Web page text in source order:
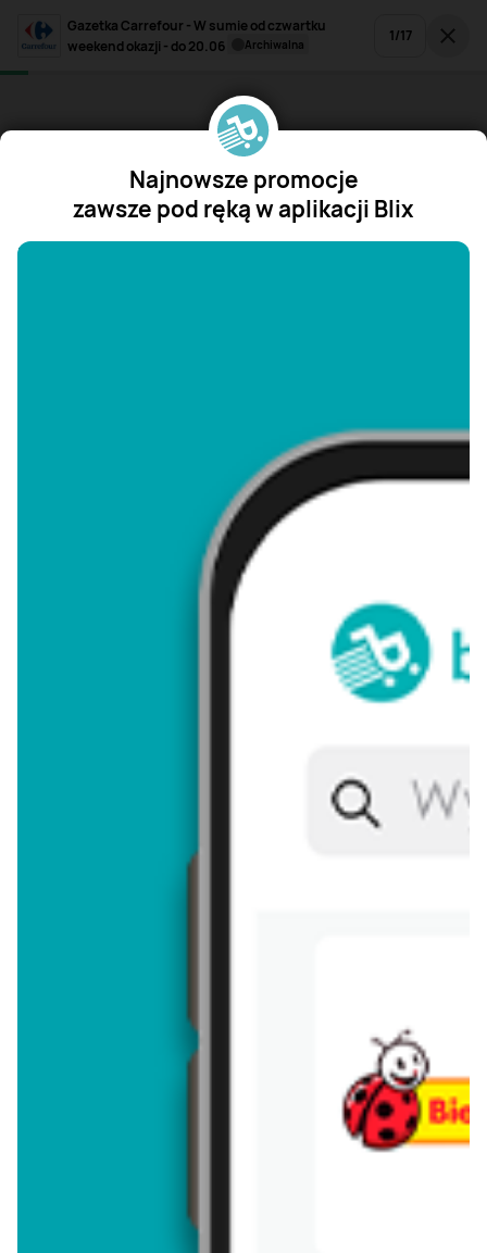
Gazetka Carrefour - W sumie od czwartku
weekend okazji - do 20.06
archiwalna 1/17
Najnowsze promocje
zawsze pod ręką w aplikacji Blix
"/>